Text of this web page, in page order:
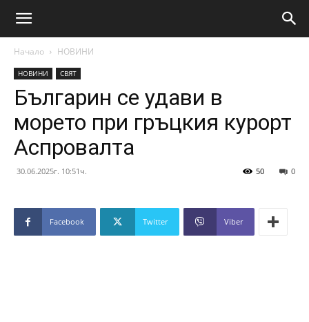
Начало НОВИНИ
НОВИНИ СВЯТ
Българин се удави в
морето при гръцкия курорт
Аспровалта
30.06.2025г. 10:51ч. 0
50
Facebook Twitter Viber